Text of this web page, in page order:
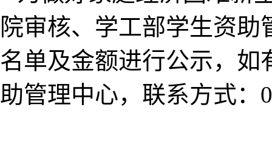
院审核、学工部学生资
名单及金额进行公示，如
助管理中心，联系方式：